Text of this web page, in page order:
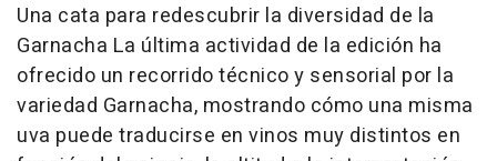
Una cata para redescubrir la diversidad de la
Garnacha La última actividad de la edición ha
ofrecido un recorrido técnico y sensorial por la
variedad Garnacha, mostrando cómo una misma
uva puede traducirse en vinos muy distintos en